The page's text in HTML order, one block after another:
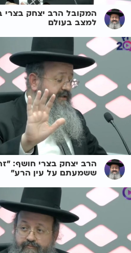
המקובל הרב יצחק בצרי
למצב בעולם
הרב יצחק בצרי חושף:
ששמעתם על עין הרע"